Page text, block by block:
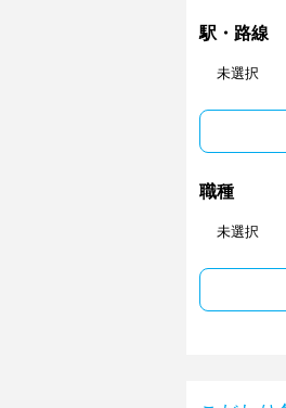
駅・路線
未選択
職種
未選択